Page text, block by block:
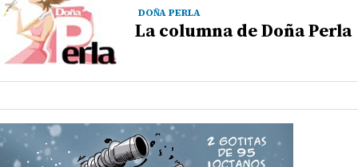
DOÑA PERLA
La columna de Doña Perla